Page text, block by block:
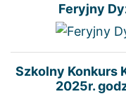
Feryjny
Szkolny Konkurs
2025r.